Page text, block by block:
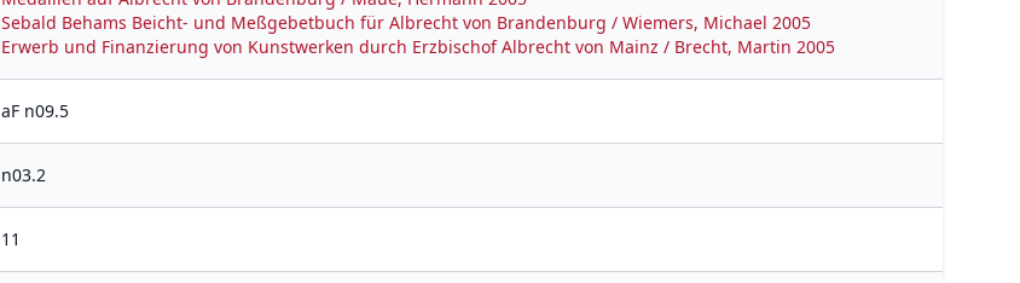
Sebald Behams Beicht- und Meßgebetbuch für Albrecht von Brandenburg / Wiemers, Michael 2005
Erwerb und Finanzierung von Kunstwerken durch Erzbischof Albrecht von Mainz / Brecht, Martin 2005
aF n09.5
n03.2
11